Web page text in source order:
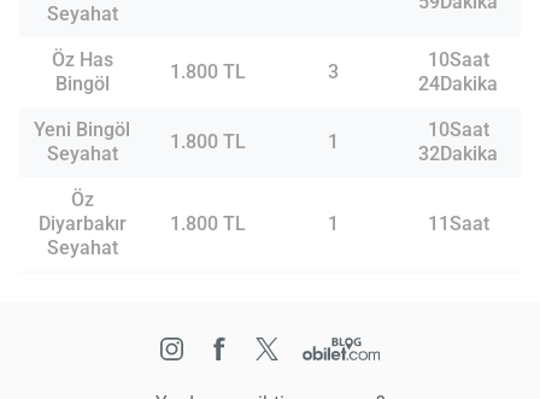
Seyahat
Öz Has
Bingöl
1.800 TL 3
10Saat
24Dakika
Yeni Bingöl
Seyahat
1.800 TL 1
10Saat
32Dakika
Öz
Diyarbakır
Seyahat
1.800 TL 1 11Saat